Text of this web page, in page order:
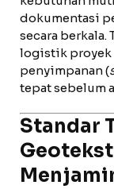
dokumentasi
secara
logistik proyek
penyimpanan (
tepat sebelum
Standar